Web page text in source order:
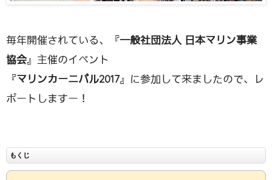
毎年開催されている、『一般社団法人 日本マリン事業
協会』主催のイベント
『マリンカーニバル2017』に参加して来ましたので、レ
ポートしますー！
もくじ